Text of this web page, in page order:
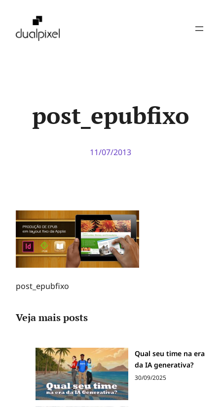
post_epubfixo
11/07/2013
post_epubfixo
Veja mais posts
Qual seu time na era
da IA generativa?
30/09/2025